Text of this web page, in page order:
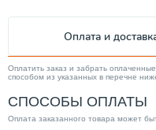
Оплата и
Оплатить заказ и забрать
способом из указанных в перечне
СПОСОБЫ ОПЛАТЫ
Оплата заказанного товара может